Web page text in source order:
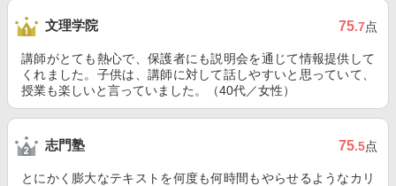
文理学院 75.7点
講師がとても熱心で、保護者にも説明会を通じて情報提供して
くれました。子供は、講師に対して話しやすいと思っていて、
授業も楽しいと言っていました。（40代／女性）
志門塾 75.5点
とにかく膨大なテキストを何度も何時間もやらせるようなカリ